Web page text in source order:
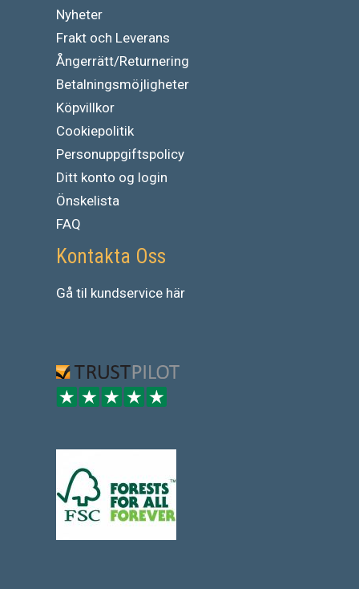
Nyheter
Frakt och Leverans
Ångerrätt/Returnering
Betalningsmöjligheter
Köpvillkor
Cookiepolitik
Personuppgiftspolicy
Ditt konto og login
Önskelista
FAQ
Kontakta Oss
Gå til kundservice här